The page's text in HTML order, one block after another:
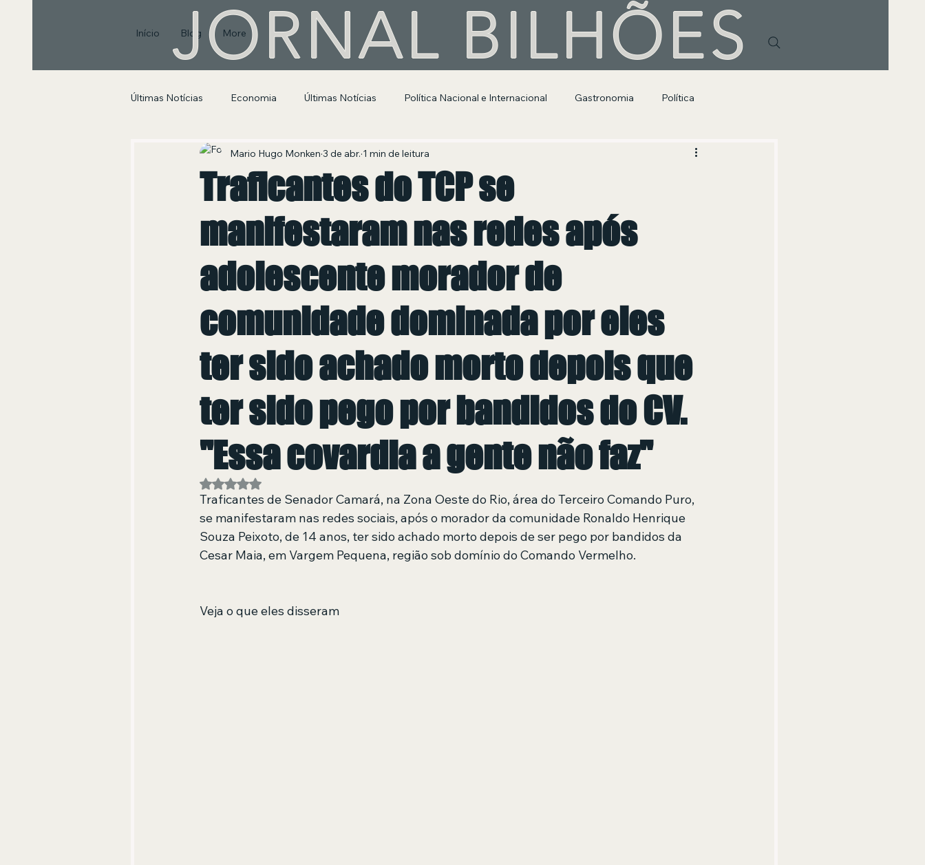
Início Blog More
JORNAL BILHÕES
Últimas Notícias Economia Últimas Notícias Política Nacional e Internacional Gastronomia Política
Segurança Pública e Social Segurança Pública Entretenimento e Cultura
Traficantes do TCP se
manifestaram nas redes após
adolescente morador de
comunidade dominada por eles
ter sido achado morto depois que
ter sido pego por bandidos do CV.
"Essa covardia a gente não faz"
Mario Hugo Monken 3 de abr. 1 min de leitura
Avaliado com NaN de 5 estrelas.
Traficantes de Senador Camará, na Zona Oeste do Rio, área do Terceiro Comando Puro,
se manifestaram nas redes sociais, após o morador da comunidade Ronaldo Henrique
Souza Peixoto, de 14 anos, ter sido achado morto depois de ser pego por bandidos da
Cesar Maia, em Vargem Pequena, região sob domínio do Comando Vermelho.
Veja o que eles disseram